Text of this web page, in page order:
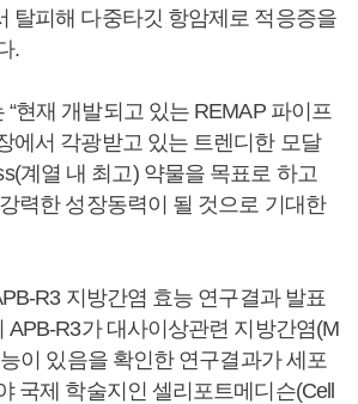
탈피해 다중타깃 항암제로 적응증을
.
현재 개발되고 있는 REMAP 파이프
에서 각광받고 있는 트렌디한 모달
계열 내 최고) 약물을 목표로 하고
력한 성장동력이 될 것으로 기대한
R3 지방간염 효능 연구결과 발표
APB-R3가 대사이상관련 지방간염(M
이 있음을 확인한 연구결과가 세포
국제 학술지인 셀리포트메디슨(Cell